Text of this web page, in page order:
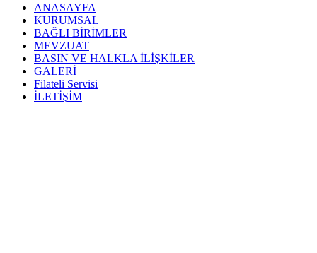
ANASAYFA
KURUMSAL
BAĞLI BİRİMLER
MEVZUAT
BASIN VE HALKLA İLİŞKİLER
GALERİ
Filateli Servisi
İLETİŞİM